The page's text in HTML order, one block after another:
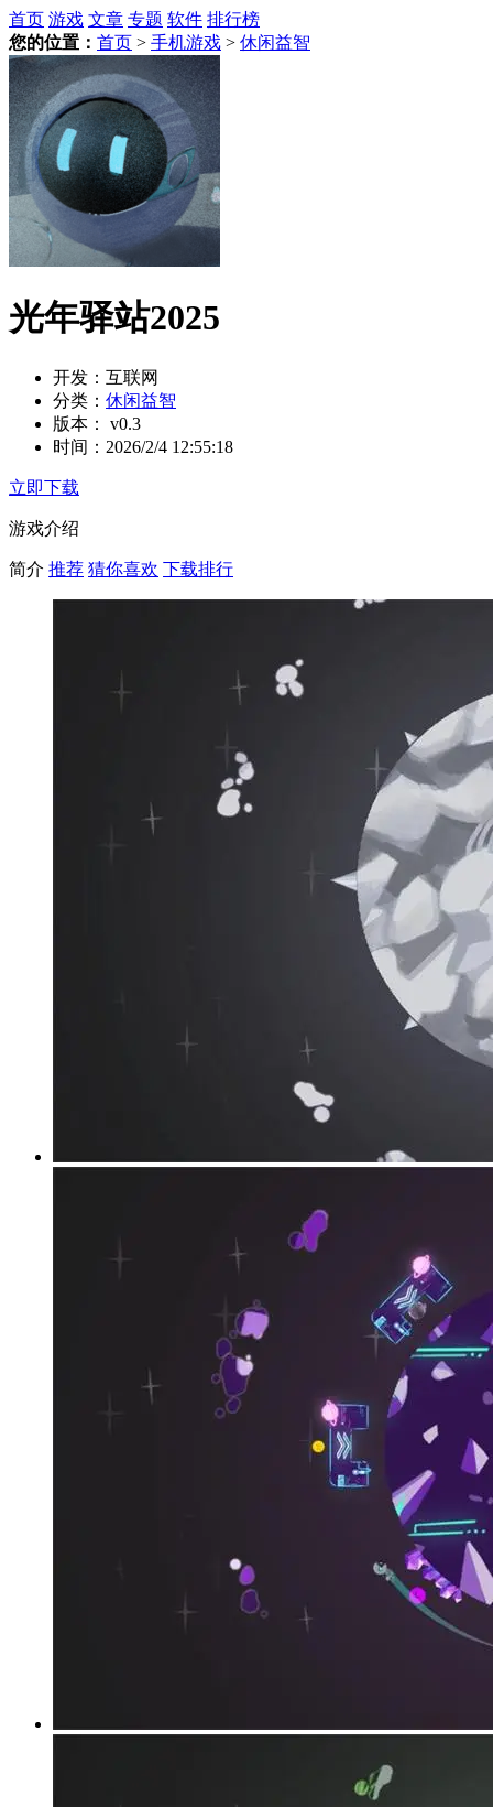
首页 游戏 文章 专题 软件 排行榜
您的位置： 首页 > 手机游戏 > 休闲益智
光年驿站2025
开发： 互联网
分类： 休闲益智
版本：
v0.3
时间： 2026/2/4 12:55:18
立即下载
游戏介绍
简介 推荐 猜你喜欢 下载排行